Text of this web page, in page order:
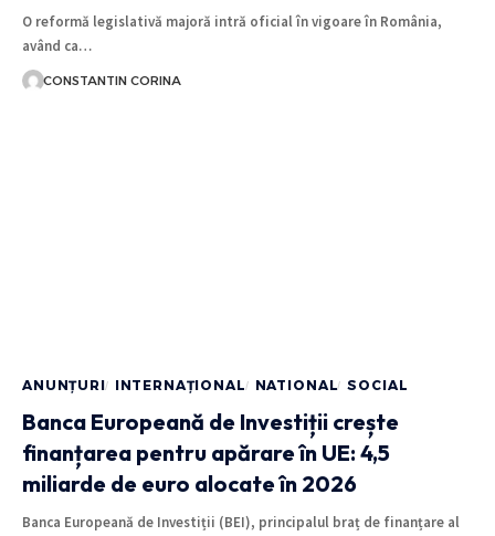
O reformă legislativă majoră intră oficial în vigoare în România,
având ca…
CONSTANTIN CORINA
ANUNȚURI INTERNAȚIONAL NATIONAL SOCIAL
Banca Europeană de Investiții crește
finanțarea pentru apărare în UE: 4,5
miliarde de euro alocate în 2026
Banca Europeană de Investiții (BEI), principalul braț de finanțare al